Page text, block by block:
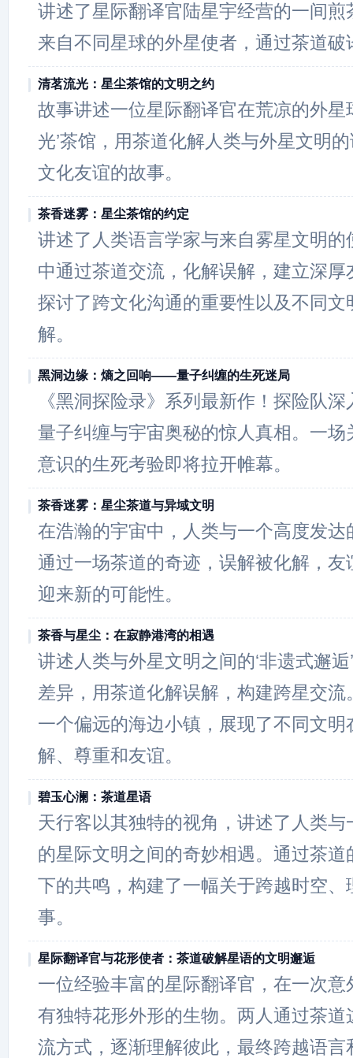
讲述了星际翻译官陆星宇经营的一间煎
来自不同星球的外星使者，通过茶道破
清茗流光：星尘茶馆的文明之约
故事讲述一位星际翻译官在荒凉的外星
光’茶馆，用茶道化解人类与外星文明
文化友谊的故事。
茶香迷雾：星尘茶馆的约定
讲述了人类语言学家与来自雾星文明的
中通过茶道交流，化解误解，建立深
探讨了跨文化沟通的重要性以及不同文
解。
黑洞边缘：熵之回响——量子纠缠的生死迷局
《黑洞探险录》系列最新作！探险队
量子纠缠与宇宙奥秘的惊人真相。一场
意识的生死考验即将拉开帷幕。
茶香迷雾：星尘茶道与异域文明
在浩瀚的宇宙中，人类与一个高度发达
通过一场茶道的奇迹，误解被化解，友
迎来新的可能性。
茶香与星尘：在寂静港湾的相遇
讲述人类与外星文明之间的‘非遗式邂
差异，用茶道化解误解，构建跨星交
一个偏远的海边小镇，展现了不同文明
解、尊重和友谊。
碧玉心澜：茶道星语
天行客以其独特的视角，讲述了人类
的星际文明之间的奇妙相遇。通过茶
下的共鸣，构建了一幅关于跨越时空、
事。
星际翻译官与花形使者：茶道破解星语的文明邂逅
一位经验丰富的星际翻译官，在一次
有独特花形外形的生物。两人通过茶道
流方式，逐渐理解彼此，最终跨越语言